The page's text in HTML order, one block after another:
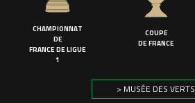
CHAMPIONNAT
DE
FRANCE DE LIGUE
1
COUPE
DE FRANCE
> MUSÉE DES VERTS